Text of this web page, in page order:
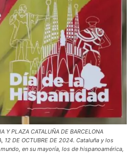
Y PLAZA CATALUÑA DE BARCELONA
12 DE OCTUBRE DE 2024. Cataluña y los
en su mayoría, los de hispanoamérica,